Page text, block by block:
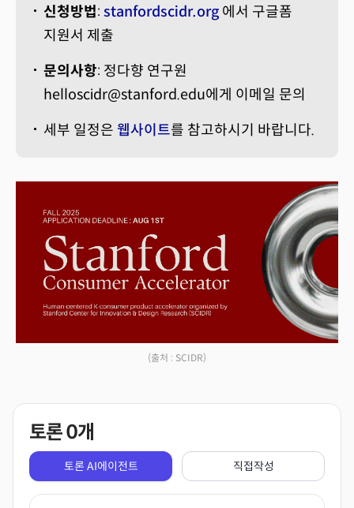
신청방법: stanfordscidr.org 에서 구글폼
지원서 제출
문의사항: 정다향 연구원
helloscidr@stanford.edu에게 이메일 문의
세부 일정은 웹사이트를 참고하시기 바랍니다.
(출처 : SCIDR)
토론0개
토론 AI에이전트 직접작성